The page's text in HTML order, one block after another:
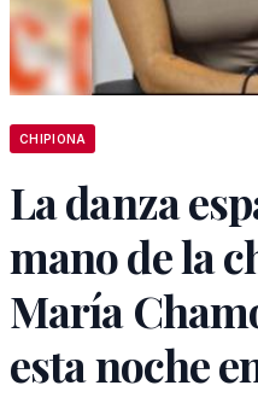
CHIPIONA
La danza
mano de la
María
esta noche